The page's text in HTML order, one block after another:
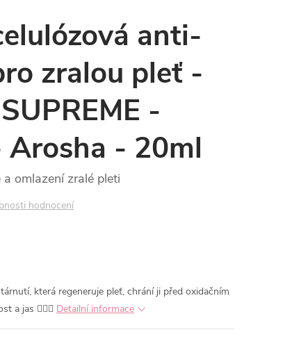
anti-
zralou pleť -
-
- 20ml
omlazení zralé pleti
hodnocení
která regeneruje pleť, chrání ji před oxidačním
a jas 💆‍♀️✨ Detailní informace